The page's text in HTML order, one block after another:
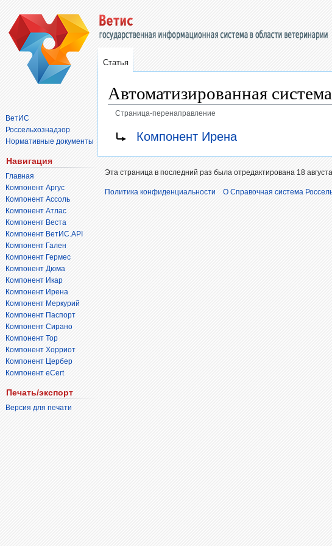
Автоматизированная
Страница-перенаправление
Перейти
Перейти
Перенаправление на:
Компонент Ирена
Статья
ВетИС
Россельхознадзор
Нормативные документы
Навигация
Главная
Компонент Аргус
Компонент Ассоль
Компонент Атлас
Компонент Веста
Компонент ВетИС.API
Компонент Гален
Компонент Гермес
Компонент Дюма
Компонент Икар
Компонент Ирена
Компонент Меркурий
Компонент Паспорт
Компонент Сирано
Компонент Тор
Компонент Хорриот
Компонент Цербер
Компонент eCert
Печать/экспорт
Версия для печати
Эта страница в последний раз была отредактирована 18
Политика конфиденциальности О Справочная система